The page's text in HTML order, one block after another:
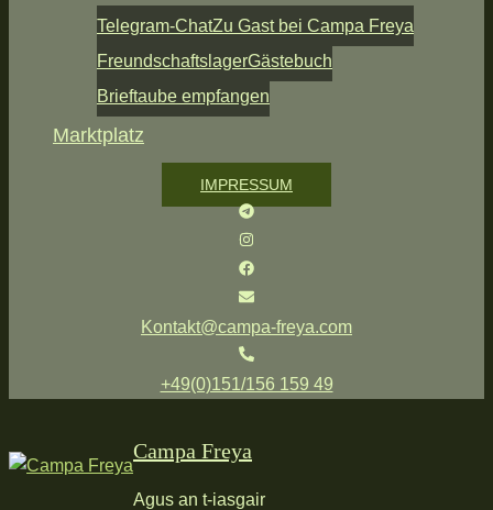
Telegram-ChatZu Gast bei Campa Freya
FreundschaftslagerGästebuch
Brieftaube empfangen
Marktplatz
IMPRESSUM
Kontakt@campa-freya.com
+49(0)151/156 159 49
Campa Freya
Agus an t-iasgair